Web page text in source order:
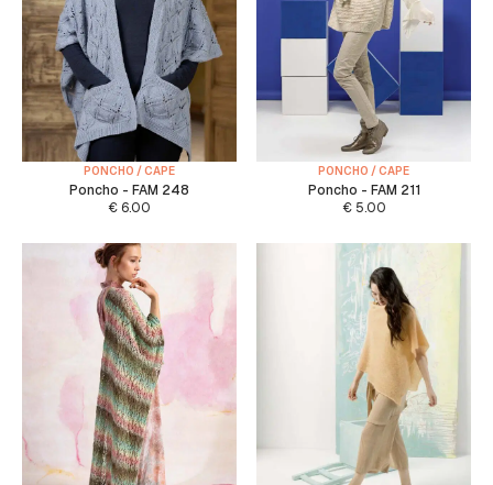
PONCHO / CAPE
Poncho - FAM 248
€ 6.00
PONCHO / CAPE
Poncho - FAM 211
€5.00